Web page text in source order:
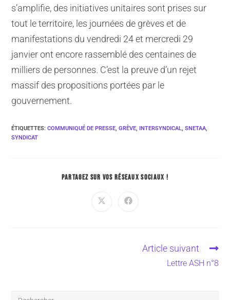
s’amplifie, des initiatives unitaires sont prises sur
tout le territoire, les journées de grèves et de
manifestations du vendredi 24 et mercredi 29
janvier ont encore rassemblé des centaines de
milliers de personnes. C’est la preuve d’un rejet
massif des propositions portées par le
gouvernement.
ÉTIQUETTES:COMMUNIQUÉ DE PRESSE GRÈVE INTERSYNDICAL SNETAA
SYNDICAT
PARTAGEZ SUR VOS RÉSEAUX SOCIAUX !
Article suivant
Lettre ASH n°8